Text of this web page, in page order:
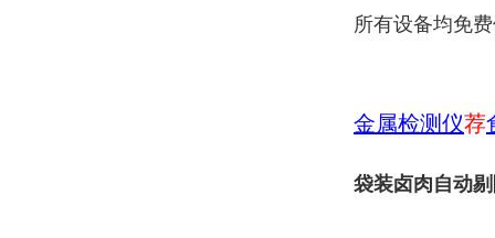
所有设备均免
金属检测仪荐
袋装卤肉自动